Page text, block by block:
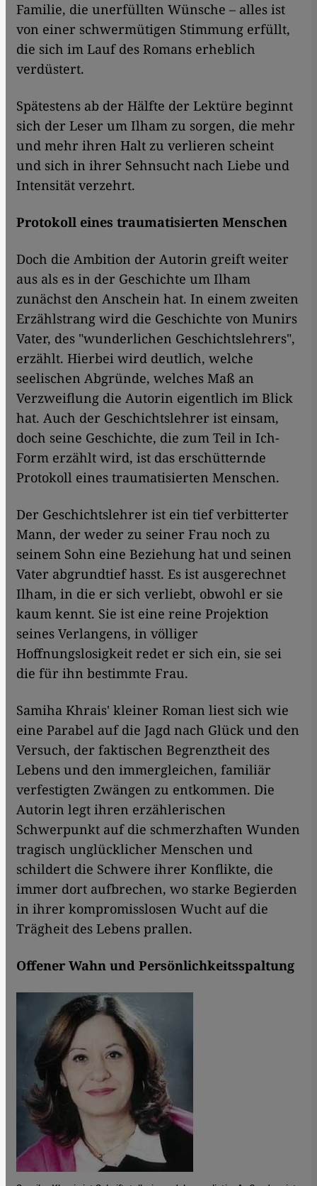
Familie, die unerfüllten Wünsche – alles ist
von einer schwermütigen Stimmung erfüllt,
die sich im Lauf des Romans erheblich
verdüstert.
Spätestens ab der Hälfte der Lektüre beginnt
sich der Leser um Ilham zu sorgen, die mehr
und mehr ihren Halt zu verlieren scheint
und sich in ihrer Sehnsucht nach Liebe und
Intensität verzehrt.
Protokoll eines traumatisierten Menschen
Doch die Ambition der Autorin greift weiter
aus als es in der Geschichte um Ilham
zunächst den Anschein hat. In einem zweiten
Erzählstrang wird die Geschichte von Munirs
Vater, des "wunderlichen Geschichtslehrers",
erzählt. Hierbei wird deutlich, welche
seelischen Abgründe, welches Maß an
Verzweiflung die Autorin eigentlich im Blick
hat. Auch der Geschichtslehrer ist einsam,
doch seine Geschichte, die zum Teil in Ich-
Form erzählt wird, ist das erschütternde
Protokoll eines traumatisierten Menschen.
Der Geschichtslehrer ist ein tief verbitterter
Mann, der weder zu seiner Frau noch zu
seinem Sohn eine Beziehung hat und seinen
Vater abgrundtief hasst. Es ist ausgerechnet
Ilham, in die er sich verliebt, obwohl er sie
kaum kennt. Sie ist eine reine Projektion
seines Verlangens, in völliger
Hoffnungslosigkeit redet er sich ein, sie sei
die für ihn bestimmte Frau.
Samiha Khrais' kleiner Roman liest sich wie
eine Parabel auf die Jagd nach Glück und den
Versuch, der faktischen Begrenztheit des
Lebens und den immergleichen, familiär
verfestigten Zwängen zu entkommen. Die
Autorin legt ihren erzählerischen
Schwerpunkt auf die schmerzhaften Wunden
tragisch unglücklicher Menschen und
schildert die Schwere ihrer Konflikte, die
immer dort aufbrechen, wo starke Begierden
in ihrer kompromisslosen Wucht auf die
Trägheit des Lebens prallen.
Offener Wahn und Persönlichkeitsspaltung